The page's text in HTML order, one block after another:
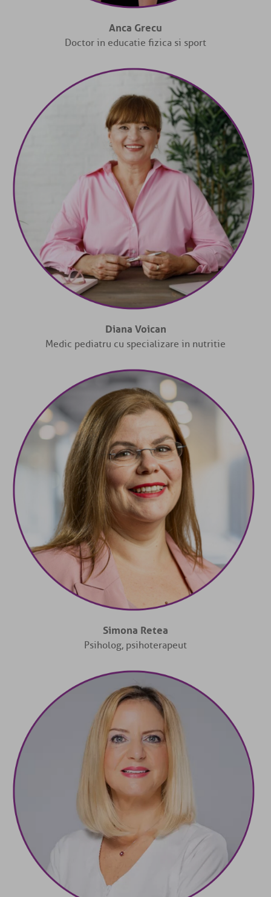
Anca Grecu
Doctor in educatie fizica si sport
Diana Voican
Medic pediatru cu specializare in nutritie
Simona Retea
Psiholog, psihoterapeut